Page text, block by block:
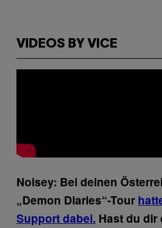
VIDEOS BY VICE
Noisey: Bei deinen
„Demon Diaries“-Tour
Support dabei. Hast du dir